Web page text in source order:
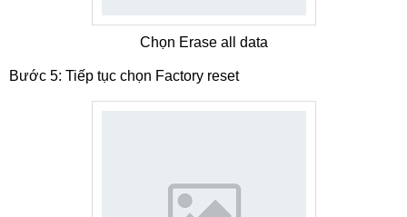
Chọn Erase all data
Bước 5: Tiếp tục chọn Factory reset